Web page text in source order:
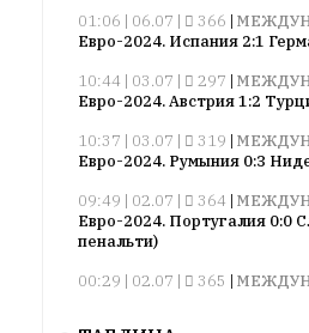
Редакция
авторские
тексты,
кромсает
01:06 | 06.07 |
366 |
Евро-2024. Испания 2:1
10:44 | 03.07 |
297 |
Евро-2024. Австрия 1:2
10:37 | 03.07 |
319 |
Евро-2024. Румыния 0:3
09:49 | 02.07 |
364 |
Евро-2024. Португалия 0:0
пенальти)
00:29 | 02.07 |
365 |